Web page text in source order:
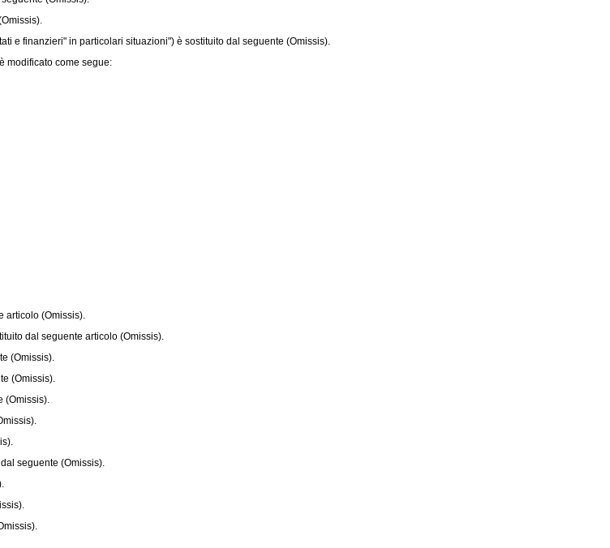
e finanzieri" in particolari situazioni") è sostituito dal seguente (Omissis).
modificato come segue:
articolo (Omissis).
dal seguente articolo (Omissis).
(Omissis).
(Omissis).
(Omissis).
seguente (Omissis).